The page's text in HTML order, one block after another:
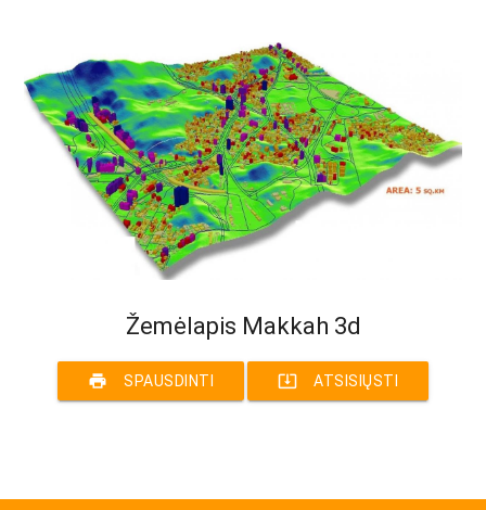
Žemėlapis Makkah 3d
print SPAUSDINTI system_update_alt ATSISIŲSTI